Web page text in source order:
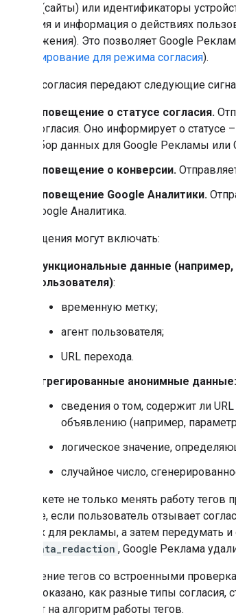
cookie (сайты) или идентификаторы
согласия и информация о действиях
(приложения). Это позволяет Google
Моделирование для режима согласия).
Статус согласия передают следующие
Оповещение о статусе согласия.
согласия. Оно информирует о
сбор данных для Google Рекламы или
Оповещение о конверсии.
Оповещение Google Аналитики.
Google Аналитика.
Оповещения могут включать:
Функциональные данные
пользователя):
временную метку;
агент пользователя;
URL перехода.
Агрегированные анонимные данные:
сведения о том, содержит ли
объявлению (например,
логическое значение,
случайное число,
Вы можете не только менять работу тегов
данные, если пользователь отзывает
данных для рекламы, а затем передумать
ads_data_redaction , Google Реклама
Поведение тегов со встроенными
ниже показано, как разные типы согласия,
влияют на алгоритм работы тегов.